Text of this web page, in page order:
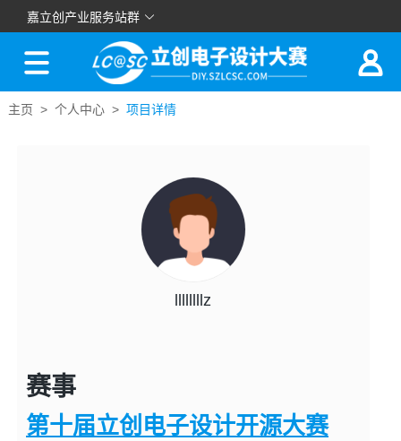
主页 > 个人中心 > 项目详情
llllllllz
赛事
第十届立创电子设计开源大赛
嘉立创产业服务站群